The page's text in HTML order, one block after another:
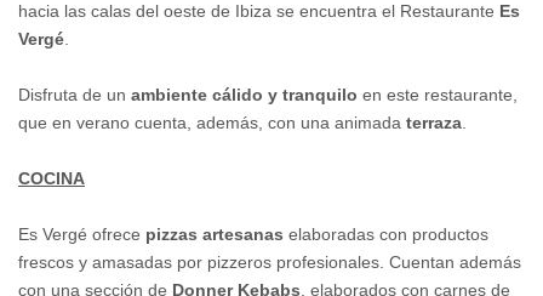
hacia las calas del oeste de Ibiza se encuentra el Restaurante Es
Vergé
Disfruta de un ambiente cálido y tranquilo en este restaurante,
que en verano cuenta, además, con una animada terraza
COCINA
Es Vergé ofrece pizzas artesanas elaboradas con productos
frescos y amasadas por pizzeros profesionales. Cuentan además
con una sección de Donner Kebabs , elaborados con carnes de